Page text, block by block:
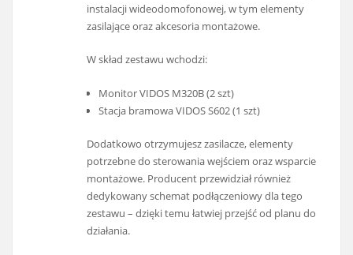
instalacji wideodomofonowej, w tym elementy
zasilające oraz akcesoria montażowe.
W skład zestawu wchodzi:
Monitor VIDOS M320B (2 szt)
Stacja bramowa VIDOS S602 (1 szt)
Dodatkowo otrzymujesz zasilacze, elementy
potrzebne do sterowania wejściem oraz wsparcie
montażowe. Producent przewidział również
dedykowany schemat podłączeniowy dla tego
zestawu – dzięki temu łatwiej przejść od planu do
działania.